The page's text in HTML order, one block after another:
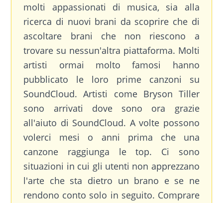
molti appassionati di musica, sia alla
ricerca di nuovi brani da scoprire che di
ascoltare brani che non riescono a
trovare su nessun'altra piattaforma. Molti
artisti ormai molto famosi hanno
pubblicato le loro prime canzoni su
SoundCloud. Artisti come Bryson Tiller
sono arrivati dove sono ora grazie
all'aiuto di SoundCloud. A volte possono
volerci mesi o anni prima che una
canzone raggiunga le top. Ci sono
situazioni in cui gli utenti non apprezzano
l'arte che sta dietro un brano e se ne
rendono conto solo in seguito. Comprare